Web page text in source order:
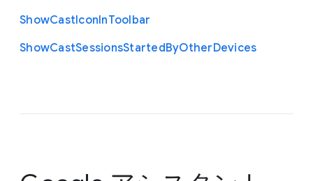
ShowCastIconInToolbar
ShowCastSessionsStartedByOtherDevices